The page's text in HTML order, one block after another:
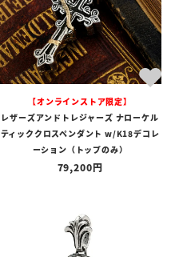
【オンラインストア限定】
レザーズアンドトレジャーズ ナローケル
ティッククロスペンダント w/K18デコレ
ーション（トップのみ）
79,200